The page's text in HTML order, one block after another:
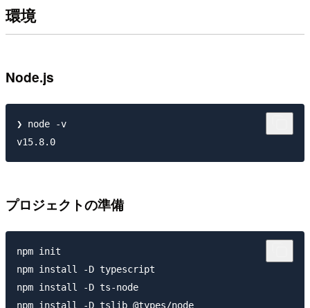
環境
Node.js
❯ node -v
プロジェクトの準備
npm init
npm install -D typescript
npm install -D ts-node